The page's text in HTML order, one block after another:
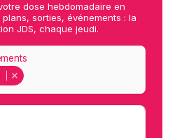
dose hebdomadaire en
sorties, événements : la
JDS, chaque jeudi.